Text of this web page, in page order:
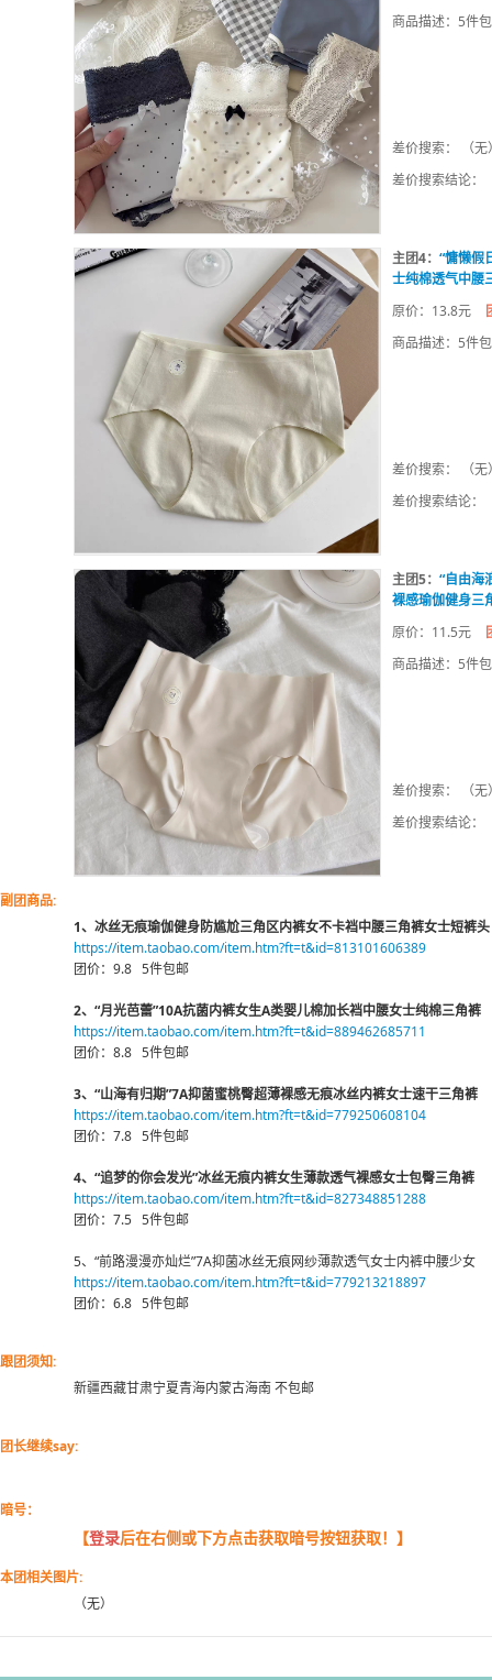
商品描述：5件
差价搜索： （无
差价搜索结论：
主团4： “慵懒假
士纯棉透气中腰
原价：13.8元
商品描述：5件
差价搜索： （无
差价搜索结论：
主团5： “自由海
裸感瑜伽健身三
原价：11.5元
商品描述：5件
差价搜索： （无
差价搜索结论：
副团商品:
1、冰丝无痕瑜伽健身防尴尬三角区内裤女不卡裆中腰三角裤女士短裤头
https://item.taobao.com/item.htm?ft=t&id=813101606389
团价：9.8 5件包邮
2、“月光芭蕾”10A抗菌内裤女生A类婴儿棉加长裆中腰女士纯棉三角裤
https://item.taobao.com/item.htm?ft=t&id=889462685711
团价：8.8 5件包邮
3、“山海有归期”7A抑菌蜜桃臀超薄裸感无痕冰丝内裤女士速干三角裤
https://item.taobao.com/item.htm?ft=t&id=779250608104
团价：7.8 5件包邮
4、“追梦的你会发光”冰丝无痕内裤女生薄款透气裸感女士包臀三角裤
https://item.taobao.com/item.htm?ft=t&id=827348851288
团价：7.5 5件包邮
5、“前路漫漫亦灿烂”7A抑菌冰丝无痕网纱薄款透气女士内裤中腰少女
https://item.taobao.com/item.htm?ft=t&id=779213218897
团价：6.8 5件包邮
跟团须知:
新疆西藏甘肃宁夏青海内蒙古海南 不包邮
团长继续say:
暗号：
【登录后在右侧或下方点击获取暗号按钮获取！】
本团相关图片:
（无）